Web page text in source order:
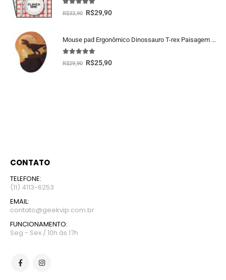
5.00 fora de 5
R$33,90 R$29,90
Mouse pad Ergonômico Dinossauro T-rex Paisagem Presente Criativo Geek
5.00 fora de 5
R$29,90 R$25,90
CONTATO
TELEFONE:
(11) 4113-6253
EMAIL:
contato@geekvip.com.br
FUNCIONAMENTO:
Seg - Sex / 10h às 17h